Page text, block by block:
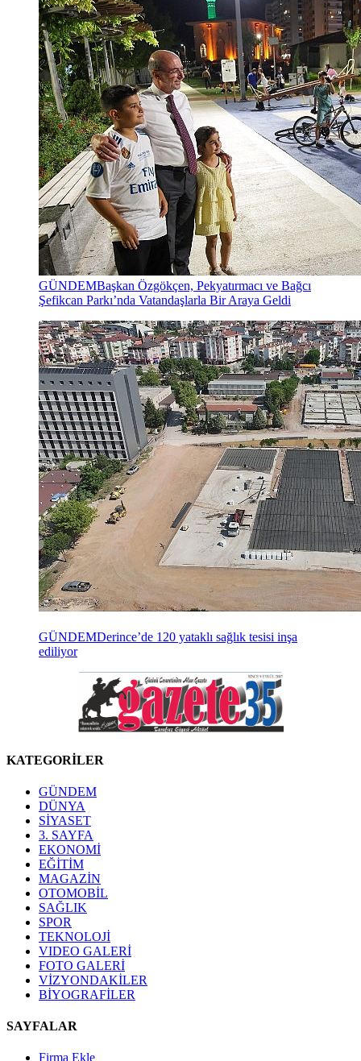
GÜNDEMBaşkan Özgökçen, Pekyatırmacı ve Bağcı
Şefikcan Parkı’nda Vatandaşlarla Bir Araya Geldi
GÜNDEMDerince’de 120 yataklı sağlık tesisi inşa
ediliyor
KATEGORİLER
GÜNDEM
DÜNYA
SİYASET
3. SAYFA
EKONOMİ
EĞİTİM
MAGAZİN
OTOMOBİL
SAĞLIK
SPOR
TEKNOLOJİ
VIDEO GALERİ
FOTO GALERİ
VİZYONDAKİLER
BİYOGRAFİLER
SAYFALAR
Firma Ekle